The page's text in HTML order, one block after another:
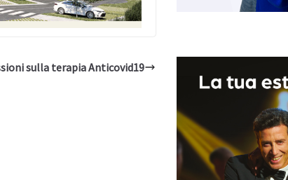
sulla terapia Anticovid19